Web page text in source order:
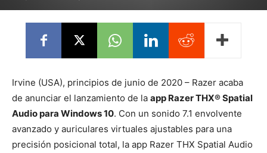
Irvine (USA), principios de junio de 2020 – Razer acaba
de anunciar el lanzamiento de la app Razer THX® Spatial
Audio para Windows 10. Con un sonido 7.1 envolvente
avanzado y auriculares virtuales ajustables para una
precisión posicional total, la app Razer THX Spatial Audio